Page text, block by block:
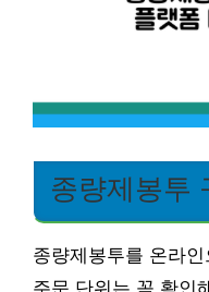
종량제봉투
종량제봉투를 온라